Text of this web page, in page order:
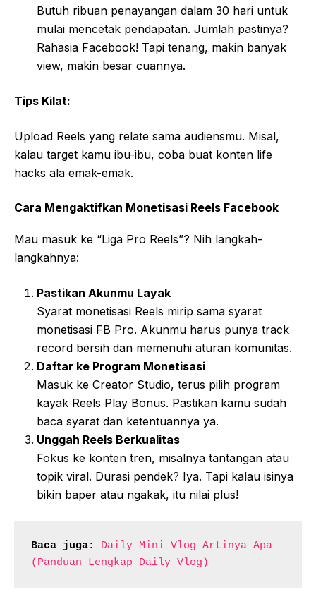
Butuh ribuan penayangan dalam 30 hari untuk
mulai mencetak pendapatan. Jumlah pastinya?
Rahasia Facebook! Tapi tenang, makin banyak
view, makin besar cuannya.
Tips Kilat:
Upload Reels yang relate sama audiensmu. Misal,
kalau target kamu ibu-ibu, coba buat konten life
hacks ala emak-emak.
Cara Mengaktifkan Monetisasi Reels Facebook
Mau masuk ke “Liga Pro Reels”? Nih langkah-
langkahnya:
Pastikan Akunmu Layak
Syarat monetisasi Reels mirip sama syarat
monetisasi FB Pro. Akunmu harus punya track
record bersih dan memenuhi aturan komunitas.
Daftar ke Program Monetisasi
Masuk ke Creator Studio, terus pilih program
kayak Reels Play Bonus. Pastikan kamu sudah
baca syarat dan ketentuannya ya.
Unggah Reels Berkualitas
Fokus ke konten tren, misalnya tantangan atau
topik viral. Durasi pendek? Iya. Tapi kalau isinya
bikin baper atau ngakak, itu nilai plus!
Baca juga:
Daily Mini Vlog Artinya Apa
(Panduan Lengkap Daily Vlog)